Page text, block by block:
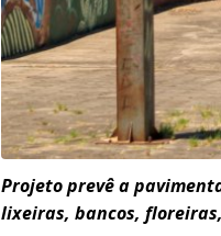
Projeto prevê a
lixeiras, bancos,